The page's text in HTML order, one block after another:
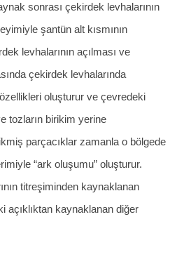
sonrası çekirdek levhalarının
şantün alt kısmının
levhalarının açılması ve
çekirdek levhalarında
oluşturur ve çevredeki
tozların birikim yerine
parçacıklar zamanla o bölgede
“ark oluşumu” oluşturur.
titreşiminden kaynaklanan
açıklıktan kaynaklanan diğer